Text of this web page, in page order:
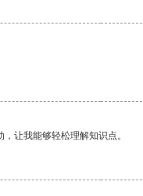
让我能够轻松理解知识点。